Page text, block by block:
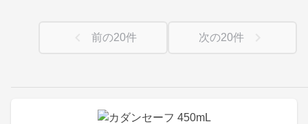
前の20件 次の20件